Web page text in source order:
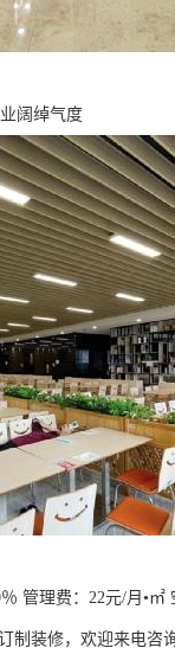
阔绰气度
管理费：22元/月•㎡
制装修，欢迎来电咨询